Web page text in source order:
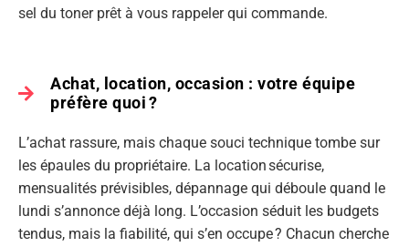
sel du toner prêt à vous rappeler qui commande.
Achat, location, occasion : votre équipe
préfère quoi ?
L’achat rassure, mais chaque souci technique tombe sur
les épaules du propriétaire. La location sécurise,
mensualités prévisibles, dépannage qui déboule quand le
lundi s’annonce déjà long. L’occasion séduit les budgets
tendus, mais la fiabilité, qui s’en occupe ? Chacun cherche